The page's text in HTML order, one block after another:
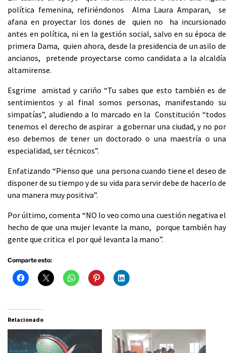
política femenina, refiriéndonos Alma Laura Amparan, se
afana en proyectar los dones de quien no ha incursionado
antes en política, ni en la gestión social, salvo en su época de
primera Dama, quien ahora, desde la presidencia de un asilo de
ancianos, pretende proyectarse como candidata a la alcaldía
altamirense.
Esgrime amistad y cariño “Tu sabes que esto también es de
sentimientos y al final somos personas, manifestando su
simpatías”, aludiendo a lo marcado en la Constitución “todos
tenemos el derecho de aspirar a gobernar una ciudad, y no por
eso debemos de tener un doctorado o una maestría o una
especialidad, ser técnicos”.
Enfatizando “Pienso que una persona cuando tiene el deseo de
disponer de su tiempo y de su vida para servir debe de hacerlo de
una manera muy positiva”.
Por último, comenta “NO lo veo como una cuestión negativa el
hecho de que una mujer levante la mano, porque también hay
gente que critica el por qué levanta la mano”.
Comparte esto:
Relacionado